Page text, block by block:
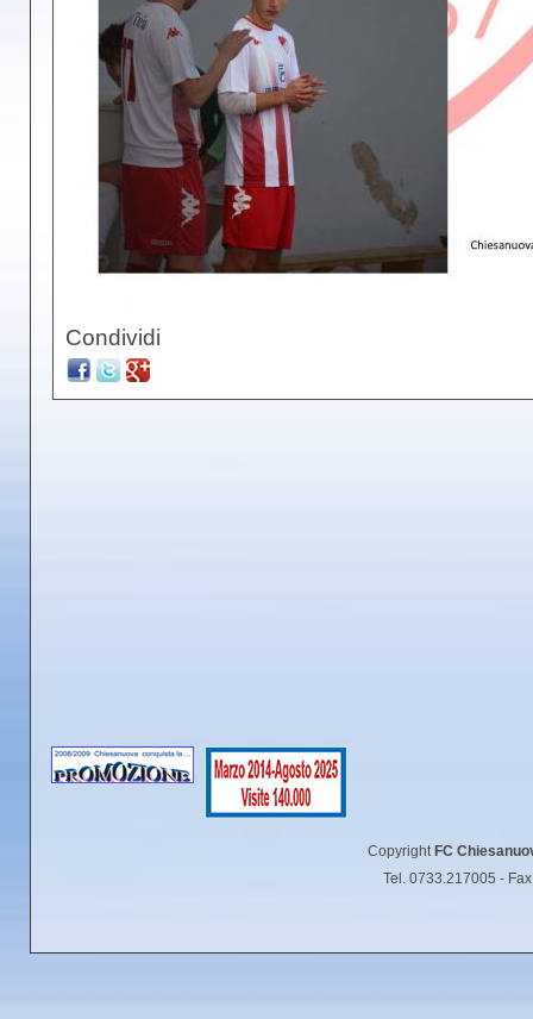
Condividi
Copyright FC
Tel. 0733.217005 -